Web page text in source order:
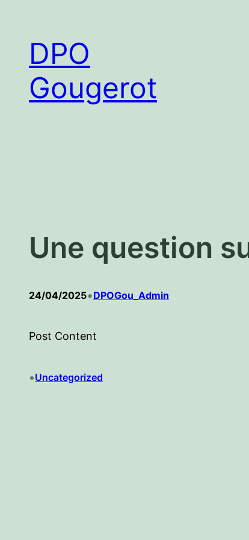
contenuDPO
Gougerot
Une question
24/04/2025•DPOGou_Admin
Post Content
•Uncategorized